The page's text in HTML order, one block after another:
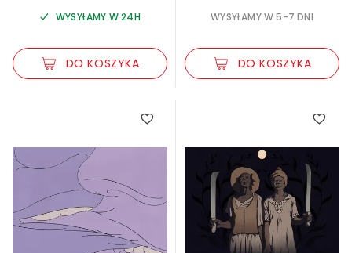
WYSYŁAMY W 24H
DO KOSZYKA
WYSYŁAMY W 5-7 DNI
DO KOSZYKA